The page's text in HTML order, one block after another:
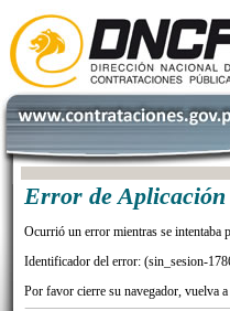
Error de Aplicación
Ocurrió un error mientras se intentaba
Identificador del error: (sin_sesion-
Por favor cierre su navegador, vuelva